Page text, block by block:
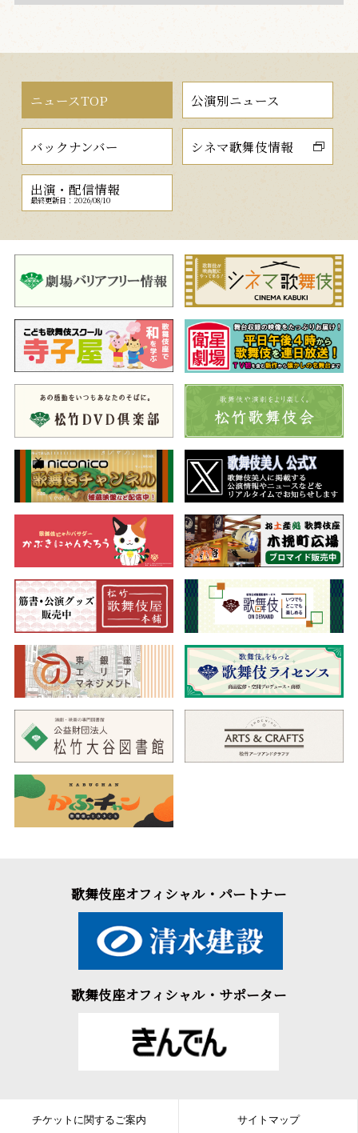
ニュースTOP 公演別ニュース
バックナンバー シネマ歌舞伎情報
出演・配信情報
最終更新日：2026/08/10
歌舞伎座オフィシャル・パートナー
歌舞伎座オフィシャル・サポーター
チケットに関するご案内 サイトマップ